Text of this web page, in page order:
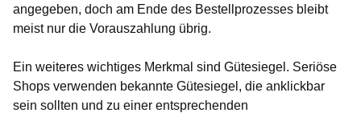
angegeben, doch am Ende des Bestellprozesses bleibt
meist nur die Vorauszahlung übrig.
Ein weiteres wichtiges Merkmal sind Gütesiegel. Seriöse
Shops verwenden bekannte Gütesiegel, die anklickbar
sein sollten und zu einer entsprechenden